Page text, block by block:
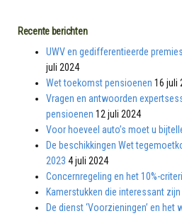
Recente berichten
UWV en gedifferentieerde
juli 2024
Wet toekomst pensioenen 16 juli
Vragen en antwoorden
pensioenen 12 juli 2024
Voor hoeveel auto’s moet u
De beschikkingen Wet
2023 4 juli 2024
Concernregeling en het 10%-
Kamerstukken die interessant zijn
De dienst ‘Voorzieningen’ en het